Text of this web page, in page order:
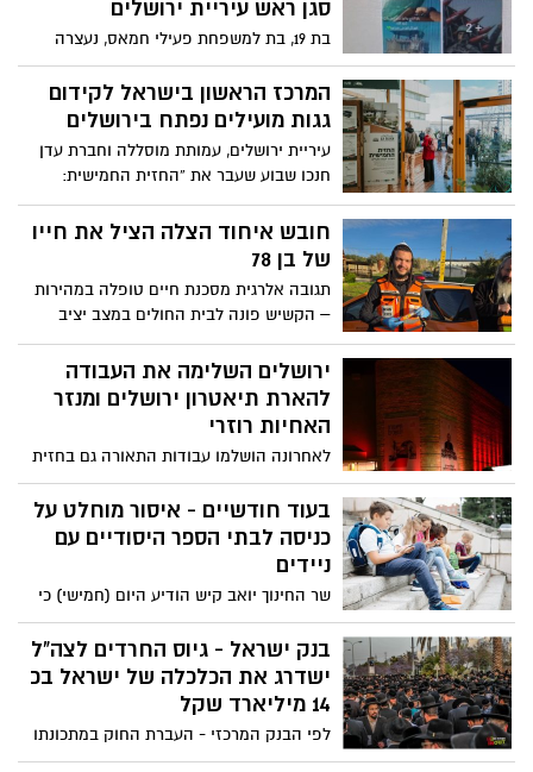
סגן ראש עיריית ירושלים
בת 19, בת למשפחת פעילי חמאס, נעצרה
בפעילות משותפת של ימ״ר ירושלים וצה״ל
לאחר ששלחה איומים והודעות הסתה ברשת;
הצהרת תובע הוגשה וכתב אישום צפוי בימים
המרכז הראשון בישראל לקידום
גגות מועילים נפתח בירושלים
עיריית ירושלים, עמותת מוסללה וחברת עדן
חנכו שבוע שעבר את “החזית החמישית:
המרכז לגגות מועילים", מרכז חדשני וראשון
מסוגו בישראל, המוקדש לפיתוח והטמעה של
פתרונות גגות מועילים – משילוב טבע עירוני
וגינון מקיים, דרך אנרגיה סולארית ותשתיות
מים, ועד חקלאות עירונית ויישומי אקלים
מתקדמים
חובש איחוד הצלה הציל את חייו
של בן 78
תגובה אלרגית מסכנת חיים טופלה במהירות
– הקשיש פונה לבית החולים במצב יציב
ירושלים השלימה את העבודה
להארת תיאטרון ירושלים ומנזר
האחיות רוזרי
לאחרונה הושלמו עבודות התאורה גם בחזית
תיאטרון ירושלים שבשכונת טלביה ובמנזר
האחיות רוזרי ברחוב אגרון. התאורה החדשה
מעניקה למבנים נוכחות לילית מחודשת,
ומאפשרת לראות את הפרטים
בעוד חודשיים - איסור מוחלט על
כניסה לבתי הספר היסודיים עם
ניידים
שר החינוך יואב קיש הודיע היום (חמישי) כי
ממחציתה השנייה של שנת הלימודים תשפ"ו,
החל מתאריך 2 בפברואר 2026 - ייפרדו
תלמידי היסודי מהטלפונים הניידים כבר
בשער בית הספר. מדובר בהרחבת ההחלטה
משנת 2019, שאסרה על שימוש בטלפונים
ניידים בשיעורים בבתי הספר. כעת, גם
בנק ישראל - גיוס החרדים לצה"ל
ישדרג את הכלכלה של ישראל בכ
14 מיליארד שקל
לפי הבנק המרכזי - העברת החוק במתכונתו
הנוכחית עלולה לשמר את הנטל הכלכלי הכבד